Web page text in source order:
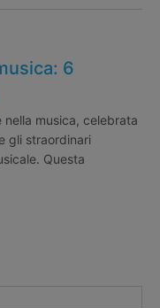
6
musica, celebrata
gli straordinari
Questa